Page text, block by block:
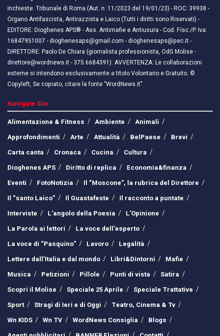
inchieste. Tribunale di Roma (Aut. n. 11/2023 del 19/01/23) - ROC: 39938 -
Organo Antifascista, Antirazzista e Laico (Tutti i diritti sono Riservati) -
EDITORE: Dioghenes APS® - Ass. Antimafie e Antiusura - Cod. Fisc./P. Iva:
16847951007 - dioghenesaps@gmail.com - dioghenesaps@pec.it - ​​
DIRETTORE: Paolo De Chiara (giornalista professionista, OdG Molise -
direttore@wordnews.it - ​​375.6684391). AVVERTENZA: Le collaborazioni
esterne si intendono esclusivamente a titolo Volontario e Gratuito. ©
Copyleft, Se copiato, citare la fonte "WordNews.it"
Navigate Site
Alimentazione & Fitness
Ambiente
Animali
Approfondimenti
Arte Attualità BelPaese
Brevi
Carta canta
Cronaca Cucina
Cultura
Dioghenes APS
Diritto di replica
Economia&finanza
Eventi
FotoNotizia
Il “Moscone”, la rubrica del Direttore
Il “santo Laico”
Il Guastafeste
Il racconto a puntate
Interviste
L’angolo della Poesia
L’Opinione
La Parola ai lettori
La voce dell’esperto
La voce di “Pasquino”
Lavoro
Legalità
Lettere dall’Italia e dal mondo
Libri&Dintorni
Mafie
Musica
Petizioni Pillole Punti di vista
Satira
Scopri il Molise
Speciale 25 Aprile
Speciale Trattative
Sport
Stragi di Ieri e di Oggi
Teatro, Cinema & Tv
Wn KIDS
Wn TV WordNews Consiglia
Blogs